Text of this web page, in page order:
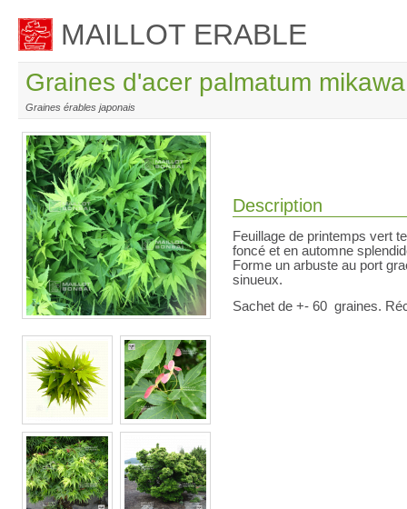
MAILLOT ERABLE
Graines d'acer palmatum
Graines érables japonais
Description
Feuillage de printemps vert
foncé et en automne
Forme un arbuste au port
sinueux.
Sachet de +- 60 graines.